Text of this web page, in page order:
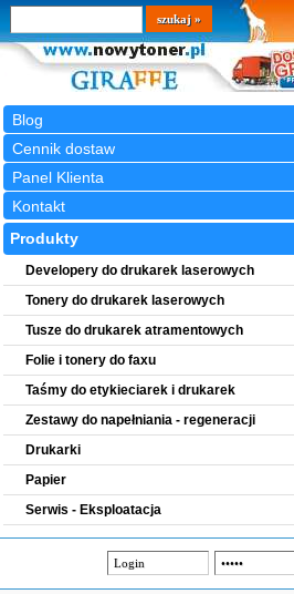
Blog
Cennik dostaw
Panel Klienta
Kontakt
Wyszukiwarka
szukaj
Produkty
Developery do drukarek laserowych
Tonery do drukarek laserowych
Tusze do drukarek atramentowych
Folie i tonery do faxu
Taśmy do etykieciarek i drukarek
Zestawy do napełniania - regeneracji
Drukarki
Papier
Serwis - Eksploatacja